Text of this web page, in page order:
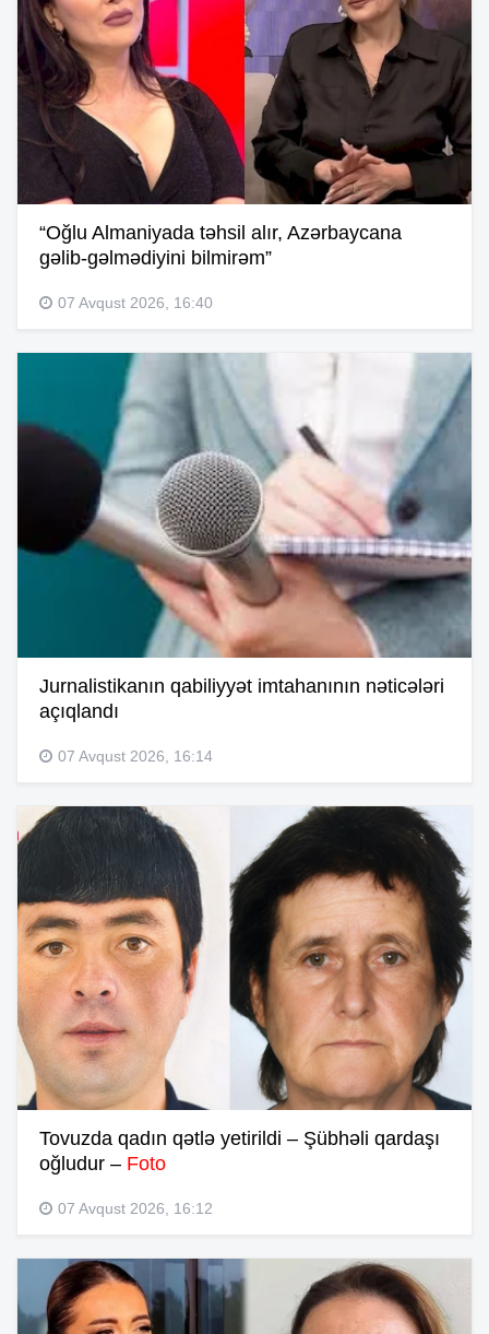
“Oğlu Almaniyada təhsil alır, Azərbaycana
gəlib-gəlmədiyini bilmirəm”
07 Avqust 2026, 16:40
Jurnalistikanın qabiliyyət imtahanının nəticələri
açıqlandı
07 Avqust 2026, 16:14
Tovuzda qadın qətlə yetirildi – Şübhəli qardaşı
oğludur – Foto
07 Avqust 2026, 16:12